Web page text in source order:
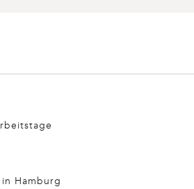
Hamburg